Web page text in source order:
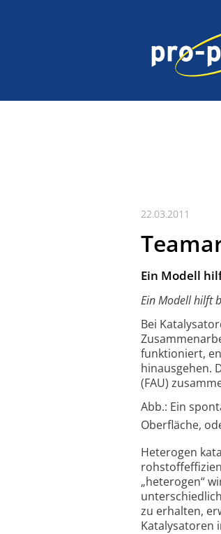
22.03.2011
Ein Modell
Ein Modell hilft
Bei
funktioniert,
hinausgehen.
(FAU)
Abb.: Ein
Oberfläche,
Heterogen
„heterogen“
zu erhalten,
Katalysatoren